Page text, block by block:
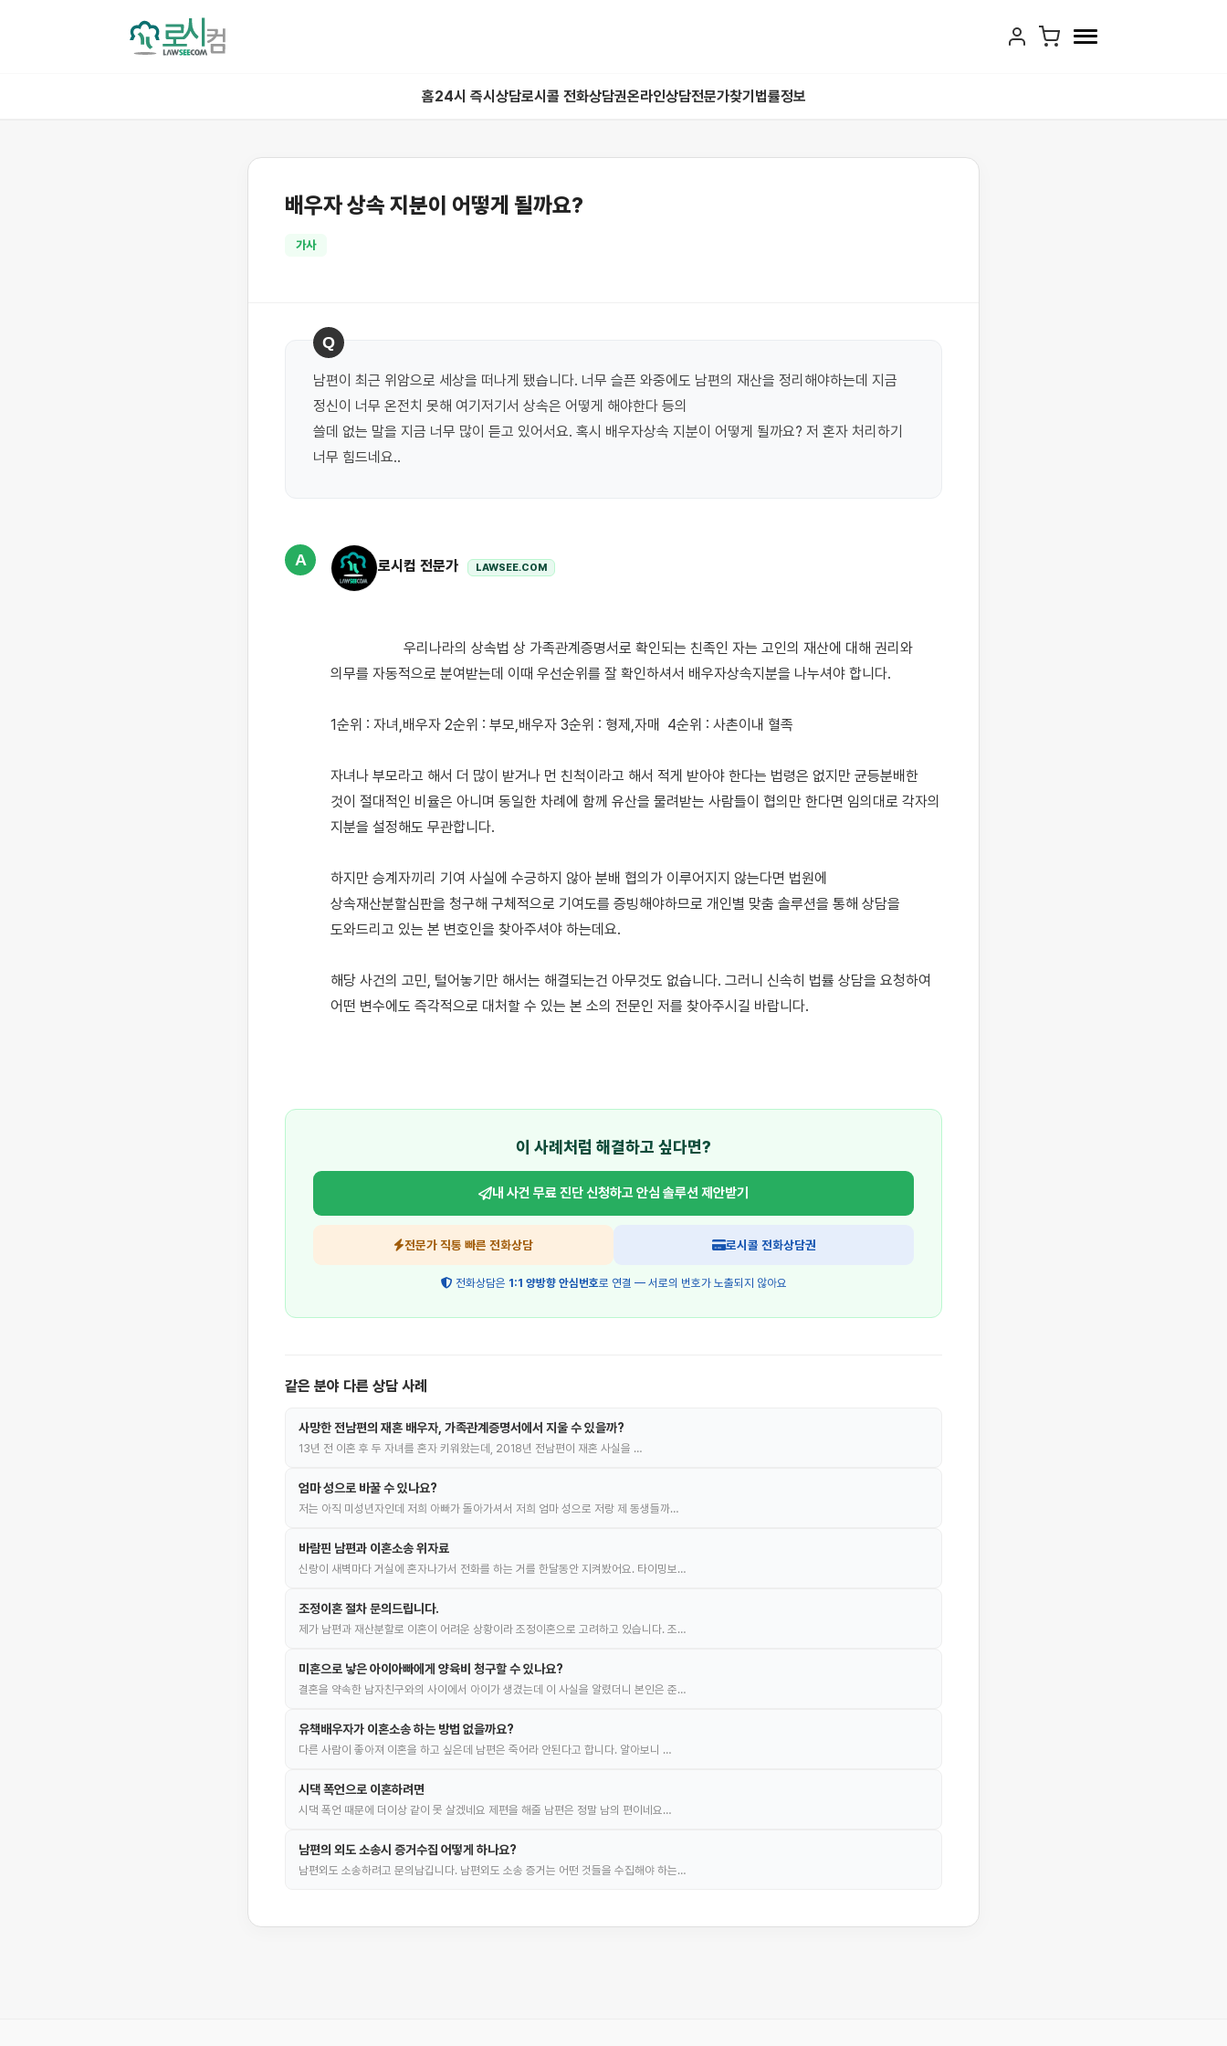
홈24시 즉시상담로시콜 전화상담권온라인상담전문가찾기 법률정보
배우자 상속 지분이 어떻게 될까요?
가사
Q
남편이 최근 위암으로 세상을 떠나게 됐습니다. 너무 슬픈 와중에도 남편의 재산을 정리해야하는데 지금
정신이 너무 온전치 못해 여기저기서 상속은 어떻게 해야한다 등의
쓸데 없는 말을 지금 너무 많이 듣고 있어서요. 혹시 배우자상속 지분이 어떻게 될까요? 저 혼자 처리하기
너무 힘드네요..
A 로시컴 전문가 LAWSEE.COM
의무를 자동적으로 분여받는데 이때 우선순위를 잘 확인하셔서 배우자상속지분을 나누셔야 합니다.
1순위 : 자녀,배우자 2순위 : 부모,배우자 3순위 : 형제,자매  4순위 : 사촌이내 혈족
자녀나 부모라고 해서 더 많이 받거나 먼 친척이라고 해서 적게 받아야 한다는 법령은 없지만 균등분배한
것이 절대적인 비율은 아니며 동일한 차례에 함께 유산을 물려받는 사람들이 협의만 한다면 임의대로 각자의
지분을 설정해도 무관합니다.
하지만 승계자끼리 기여 사실에 수긍하지 않아 분배 협의가 이루어지지 않는다면 법원에
상속재산분할심판을 청구해 구체적으로 기여도를 증빙해야하므로 개인별 맞춤 솔루션을 통해 상담을
도와드리고 있는 본 변호인을 찾아주셔야 하는데요.
해당 사건의 고민, 털어놓기만 해서는 해결되는건 아무것도 없습니다. 그러니 신속히 법률 상담을 요청하여
어떤 변수에도 즉각적으로 대처할 수 있는 본 소의 전문인 저를 찾아주시길 바랍니다.
이 사례처럼 해결하고 싶다면?
내 사건 무료 진단 신청하고안심 솔루션 제안받기
전문가 직통 빠른 전화상담 로시콜 전화상담권
전화상담은 1:1 양방향 안심번호로 연결 — 서로의 번호가 노출되지 않아요
같은 분야 다른 상담 사례
사망한 전남편의 재혼 배우자, 가족관계증명서에서 지울 수 있을까?
13년 전 이혼 후 두 자녀를 혼자 키워왔는데, 2018년 전남편이 재혼 사실을 …
엄마 성으로 바꿀 수 있나요?
저는 아직 미성년자인데 저희 아빠가 돌아가셔서 저희 엄마 성으로 저랑 제 동생들까…
바람핀 남편과 이혼소송 위자료
신랑이 새벽마다 거실에 혼자나가서 전화를 하는 거를 한달동안 지켜봤어요. 타이밍보…
조정이혼 절차 문의드립니다.
제가 남편과 재산분할로 이혼이 어려운 상황이라 조정이혼으로 고려하고 있습니다. 조…
미혼으로 낳은 아이아빠에게 양육비 청구할 수 있나요?
결혼을 약속한 남자친구와의 사이에서 아이가 생겼는데 이 사실을 알렸더니 본인은 준…
유책배우자가 이혼소송 하는 방법 없을까요?
다른 사람이 좋아져 이혼을 하고 싶은데 남편은 죽어라 안된다고 합니다. 알아보니 …
시댁 폭언으로 이혼하려면
시댁 폭언 때문에 더이상 같이 못 살겠네요 제편을 해줄 남편은 정말 남의 편이네요…
남편의 외도 소송시 증거수집 어떻게 하나요?
남편외도 소송하려고 문의남깁니다. 남편외도 소송 증거는 어떤 것들을 수집해야 하는…